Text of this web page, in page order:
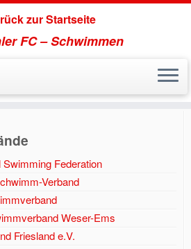
FC – Schwimmen
» Übungsbetrieb wird eingestellt.
Federation
Verband
Weser-Ems
Friesland e.V.